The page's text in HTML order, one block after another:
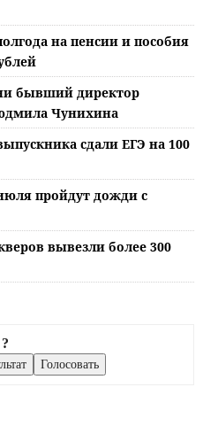
на пенсии и пособия
бывший директор
Чунихина
сдали ЕГЭ на 100
пройдут дожди с
вывезли более 300
?